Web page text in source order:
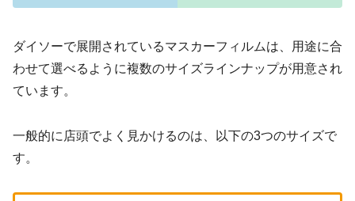
ダイソーで展開されているマスカーフィルムは、用途に合
わせて選べるように複数のサイズラインナップが用意され
ています。
一般的に店頭でよく見かけるのは、以下の3つのサイズで
す。